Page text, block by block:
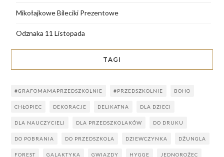
Mikołajkowe Bileciki Prezentowe
Odznaka 11 Listopada
TAGI
#GRAFOMAMAPRZEDSZKOLNIE #PRZEDSZKOLNIE BOHO
CHŁOPIEC DEKORACJE DELIKATNA DLA DZIECI
DLA NAUCZYCIELI DLA PRZEDSZKOLAKÓW DO DRUKU
DO POBRANIA DO PRZEDSZKOLA DZIEWCZYNKA DŻUNGLA
FOREST GALAKTYKA GWIAZDY HYGGE JEDNOROŻEC